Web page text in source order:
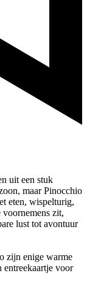
uit een stuk
maar Pinocchio
eten, wispelturig,
zit,
lust tot avontuur
zijn enige warme
entreekaartje voor